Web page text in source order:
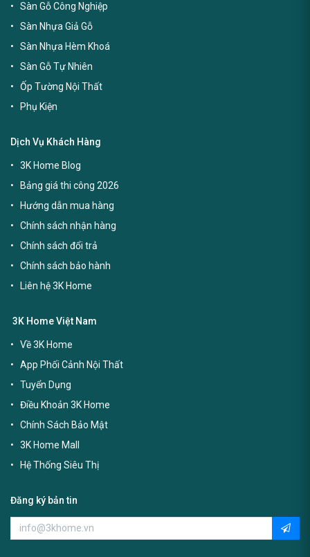
Sàn Gỗ Công Nghiệp
Sàn Nhựa Giả Gỗ
Sàn Nhựa Hèm Khoá
Sàn Gỗ Tự Nhiên
Ốp Tường Nội Thất
Phụ Kiện
Dịch Vụ Khách Hàng
3K Home Blog
Bảng giá thi công 2026
Hướng dẫn mua hàng
Chính sách nhận hàng
Chính sách đổi trả
Chính sách bảo hành
Liên hệ 3K Home
3K Home Việt Nam
Về 3K Home
App Phối Cảnh Nội Thất
Tuyển Dụng
Điều Khoản 3K Home
Chính Sách Bảo Mật
3K Home Mall
Hệ Thống Siêu Thị
Đăng ký bản tin